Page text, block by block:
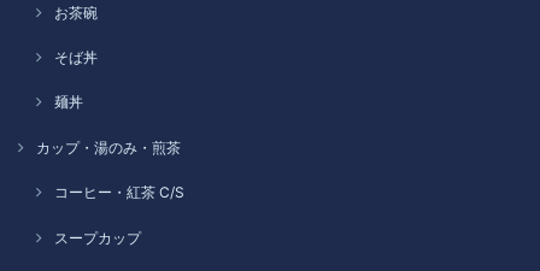
お茶碗
そば丼
麺丼
カップ・湯のみ・煎茶
コーヒー・紅茶 C/S
スープカップ